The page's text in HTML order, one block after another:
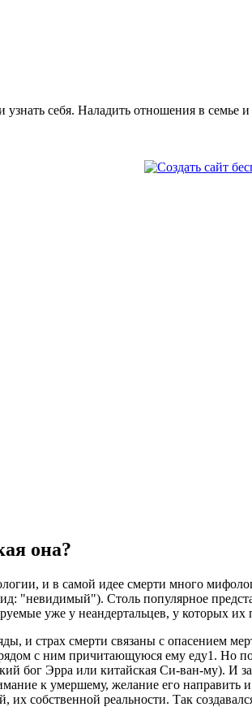
себя. Наладить отношения в
она?
и в самой идее смерти много
"невидимый"). Столь популярное
уже у неандертальцев, у которых их
и страх смерти связаны с опасением
с ним причитающуюся ему еду1. Но
бог Эрра или китайская Си-ван-му). И
к умершему, желание его
собственной реальности. Так